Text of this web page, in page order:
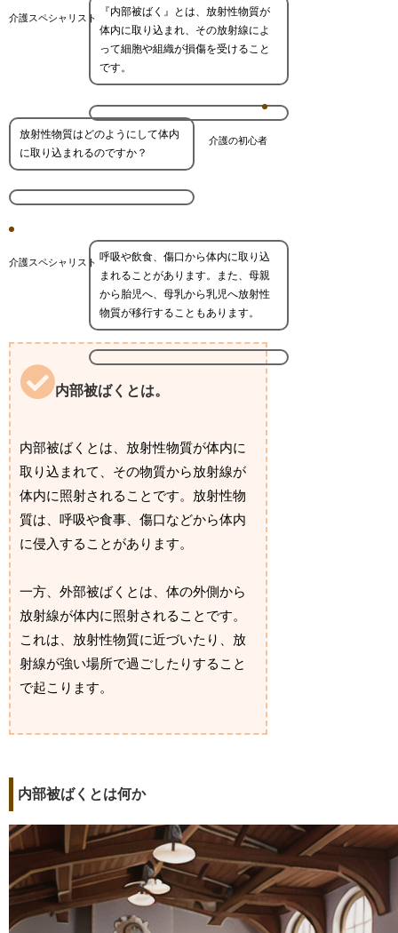
介護スペシャリスト
『内部被ばく』とは、放射性物質が
体内に取り込まれ、その放射線によ
って細胞や組織が損傷を受けること
です。
介護の初心者
放射性物質はどのようにして体内
に取り込まれるのですか？
介護スペシャリスト 呼吸や飲食、傷口から体内に取り込
まれることがあります。また、母親
から胎児へ、母乳から乳児へ放射性
物質が移行することもあります。
内部被ばくとは。
内部被ばくとは、放射性物質が体内に
取り込まれて、その物質から放射線が
体内に照射されることです。放射性物
質は、呼吸や食事、傷口などから体内
に侵入することがあります。
一方、外部被ばくとは、体の外側から
放射線が体内に照射されることです。
これは、放射性物質に近づいたり、放
射線が強い場所で過ごしたりすること
で起こります。
内部被ばくとは何か